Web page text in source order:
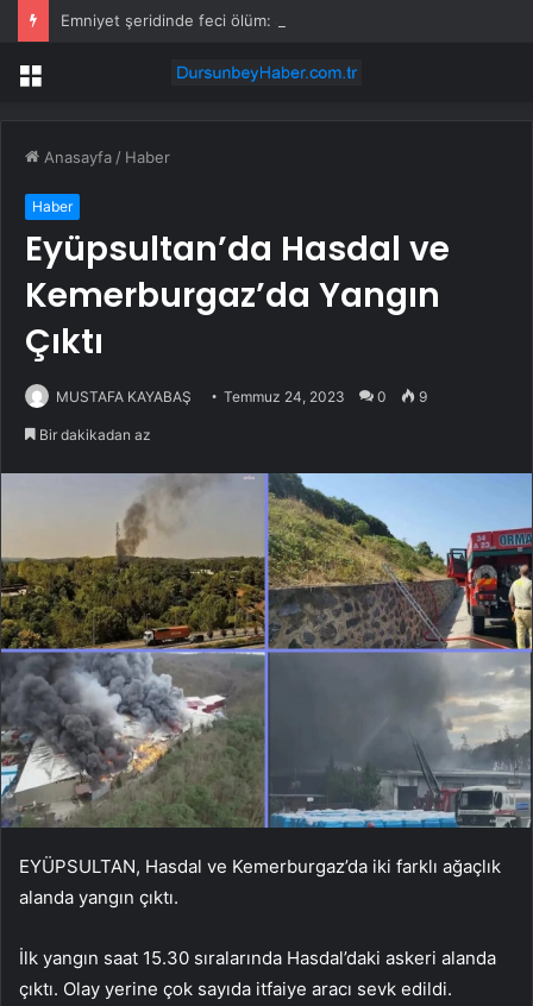
Menü
Anasayfa / Haber
Haber
Eyüpsultan’da Hasdal ve
Kemerburgaz’da Yangın
Çıktı
MUSTAFA KAYABAŞ Temmuz 24, 2023 0 9
Bir dakikadan az
EYÜPSULTAN, Hasdal ve Kemerburgaz’da iki farklı ağaçlık
alanda yangın çıktı.
İlk yangın saat 15.30 sıralarında Hasdal’daki askeri alanda
çıktı. Olay yerine çok sayıda itfaiye aracı sevk edildi.